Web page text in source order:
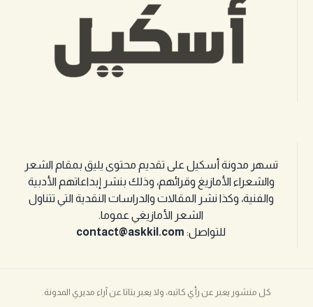
تسهر مدونة أسكيل على تقديم محتوى يليق بمقام الشعر
والشعراء الأمازيغ وقرائهم، وذلك بنشر إبداعاتهم الأدبية
والفنية، وكذا نشر المقالات والدراسات النقدية التي تتناول
الشعر الأمازيغي عموما.
للتواصل: contact@askkil.com
كل منشور يعبر عن رأي كاتبه، ولا يعبر بتاتا عن آراء مديري المدونة.